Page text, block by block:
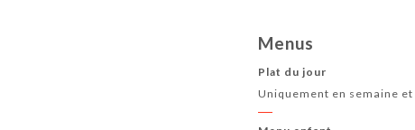
Menus
Plat du jour
Uniquement en semaine